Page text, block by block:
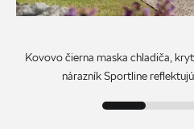
Kovovo čierna maska chladiča,
nárazník Sportline